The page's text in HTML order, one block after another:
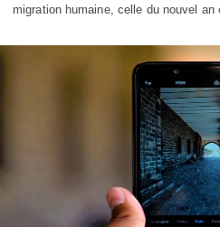
migration humaine, celle du nouvel an